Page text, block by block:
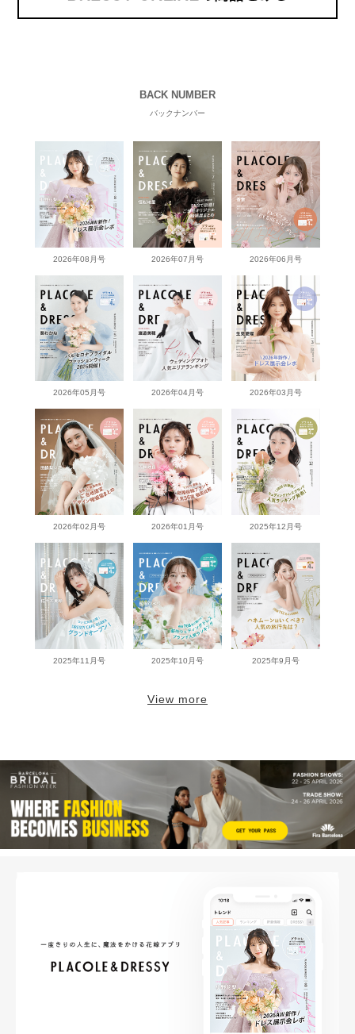
BACK NUMBER
バックナンバー
2026年08月号 2026年07月号 2026年06月号
2026年05月号 2026年04月号 2026年03月号
2026年02月号 2026年01月号 2025年12月号
2025年11月号 2025年10月号 2025年9月号
View more